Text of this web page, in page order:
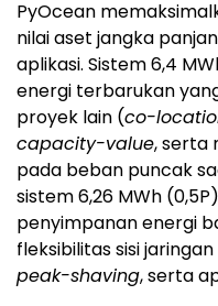
PyOcean
nilai aset jangka
aplikasi. Sistem 6,4
energi terbarukan
proyek lain (co-
capacity-value, serta
pada beban puncak
sistem 6,26 MWh
penyimpanan energi
fleksibilitas sisi
peak-shaving, serta